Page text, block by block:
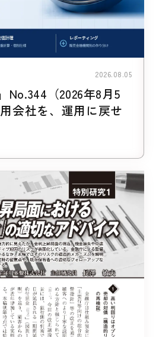
2026.08.05
No.344（2026年8月5
会社を、運用に戻せ